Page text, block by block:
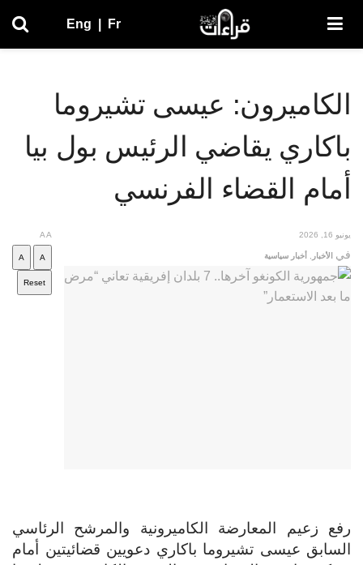
Eng Fr
الكاميرون: عيسى تشيروما
باكاري يقاضي الرئيس بول بيا
أمام القضاء الفرنسي
يونيو 16, 2026
في الأخبار أخبار سياسية
AA
A
A
Reset
رفع زعيم المعارضة الكاميرونية والمرشح الرئاسي
السابق عيسى تشيروما باكاري دعويين قضائيتين أمام